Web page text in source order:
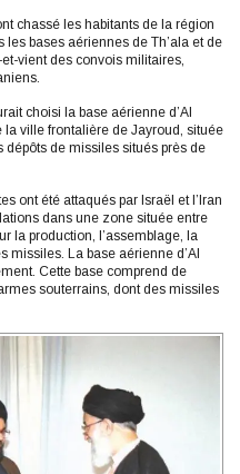
chassé les habitants de la région
bases aériennes de Th’ala et de
vient des convois militaires,
choisi la base aérienne d’Al
ville frontalière de Jayroud, située
dépôts de missiles situés près de
ont été attaqués par Israël et l’Iran
dans une zone située entre
la production, l’assemblage, la
missiles. La base aérienne d’Al
Cette base comprend de
souterrains, dont des missiles